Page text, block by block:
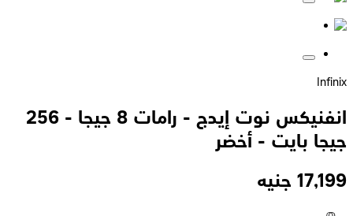
Infinix
انفنيكس نوت إيدج - رامات 8 جيجا - 256
جيجا بايت - أخضر
17,199 جنيه